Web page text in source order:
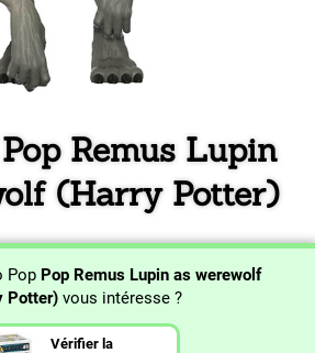
Remus Lupin
(Harry Potter)
Pop Pop Remus Lupin as werewolf
Potter)vous intéresse ?
Vérifier la